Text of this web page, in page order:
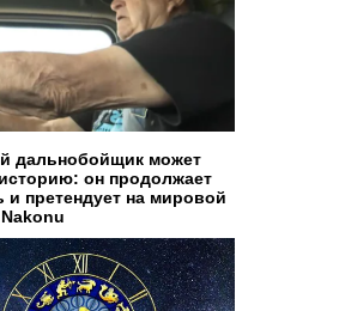
дальнобойщик может
он продолжает
и претендует на мировой